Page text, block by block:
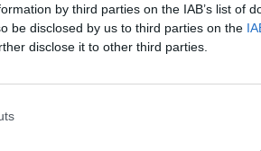
by third parties on the IAB’s list of
be disclosed by us to third parties on the
disclose it to other third parties.
-
-